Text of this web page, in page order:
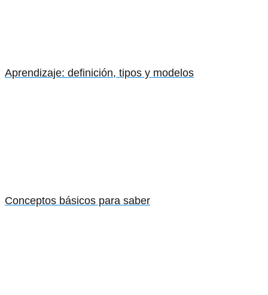
Aprendizaje: definición, tipos y modelos
Conceptos básicos para saber